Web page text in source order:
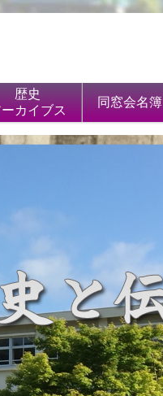
歴史
カイブス
同窓会名簿